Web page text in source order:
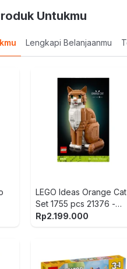
Untukmu
Lengkapi Belanjaanmu
LEGO Ideas Orange Cat
Set 1755 pcs 21376 -
Oranye/Putih
Rp2.199.000